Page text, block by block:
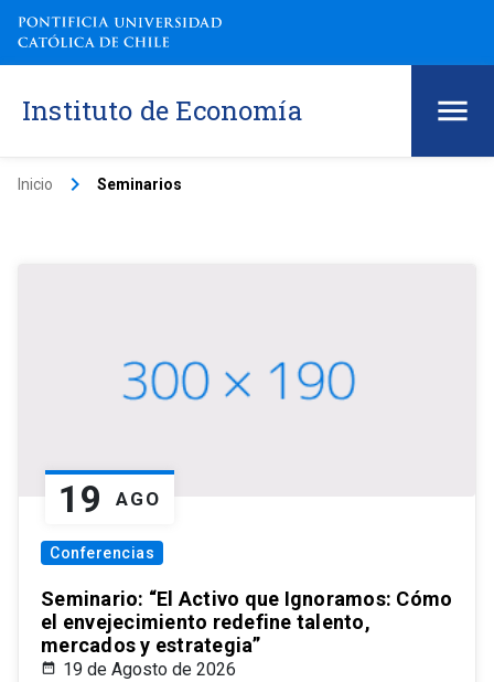
Instituto de Economía
Inicio keyboard_arrow_right Seminarios
19 AGO
Conferencias
Seminario: “El Activo que Ignoramos: Cómo
el envejecimiento redefine talento,
mercados y estrategia”
19 de Agosto de 2026